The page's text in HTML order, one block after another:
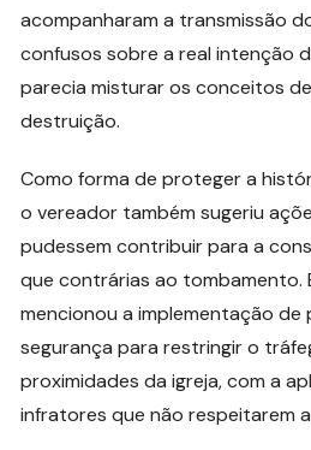
acompanharam a transmissão
confusos sobre a real intenção
parecia misturar os conceitos
destruição.
Como forma de proteger a
o vereador também sugeriu
pudessem contribuir para a
que contrárias ao tombamento.
mencionou a implementação
segurança para restringir o
proximidades da igreja, com a
infratores que não respeitarem